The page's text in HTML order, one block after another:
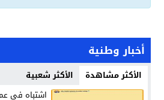
أخبار وطنية
الأكثر مشاهدة
الأكثر شعبية
اشتباه في